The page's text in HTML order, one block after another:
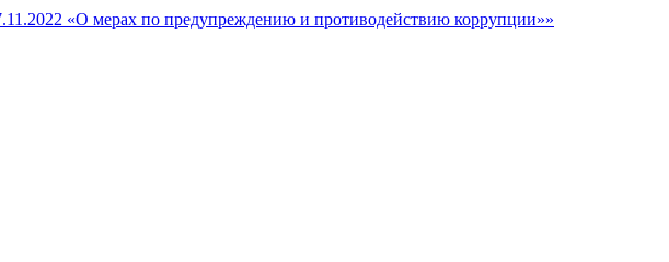
«О мерах по предупреждению и противодействию коррупции»»